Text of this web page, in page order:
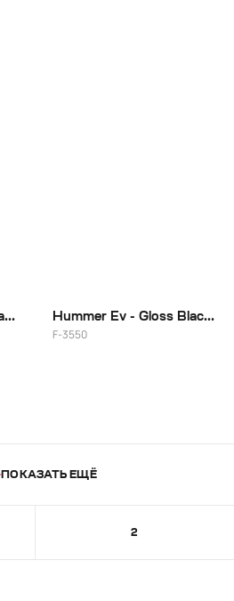
Geely Tugella - Satin Graphite Dark + Gloss Black Hummer Ev - Gloss Black + индивидуальный цвет
F-3550
ПОКАЗАТЬ ЕЩЁ
2